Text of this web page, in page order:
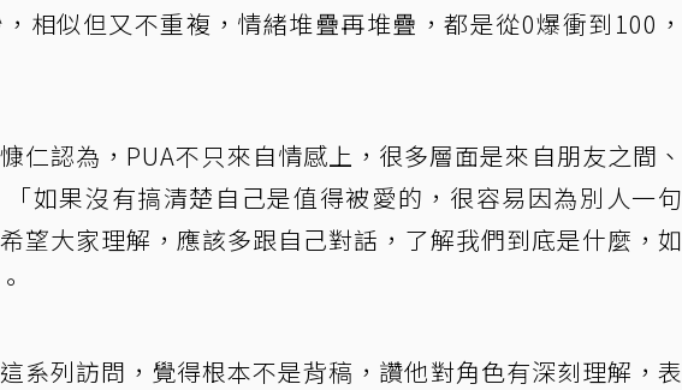
相似但又不重複，情緒堆疊再堆疊，都是從0爆衝到100，
仁認為，PUA不只來自情感上，很多層面是來自朋友之間、
如果沒有搞清楚自己是值得被愛的，很容易因為別人一句
望大家理解，應該多跟自己對話，了解我們到底是什麼，如
系列訪問，覺得根本不是背稿，讚他對角色有深刻理解，表